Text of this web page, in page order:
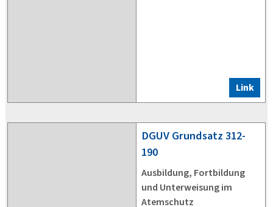
Link
DGUV Grundsatz 312-
190
Ausbildung, Fortbildung
und Unterweisung im
Atemschutz